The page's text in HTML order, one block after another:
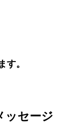
す。
ッセージ